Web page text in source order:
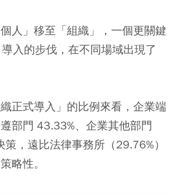
人」移至「組織」，一個更關鍵
入的步伐，在不同場域出現了
正式導入」的比例來看，企業端
遵部門 43.33%、企業其他部門
，遠比法律事務所（29.76%）
略性。